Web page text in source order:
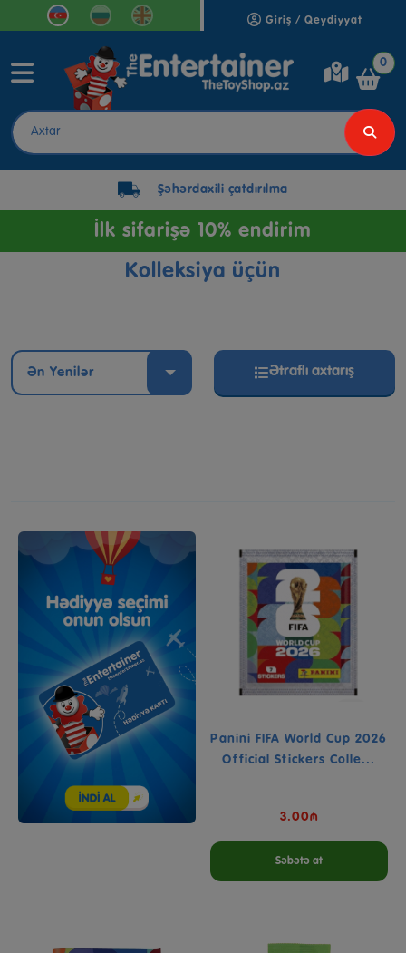
Giriş / Qeydiyyat
0
Şəhərdaxili çatdırılma
İlk sifarişə 10% endirim
Kolleksiya üçün
Ən Yenilər Ətraflı axtarış
Panini FIFA World Cup 2026
Official Stickers Colle...
3.00₼
Səbətə at